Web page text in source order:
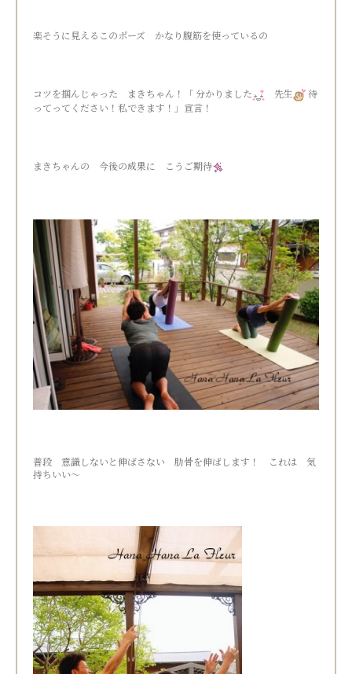
楽そうに見えるこのポーズ かなり腹筋を使っているの
コツを掴んじゃった まきちゃん！「 分かりました 先生
待
ってってください！私できます！」宣言！
まきちゃんの 今後の成果に こうご期待
普段 意識しないと伸ばさない 肋骨を伸ばします！ これは 気
持ちいい～